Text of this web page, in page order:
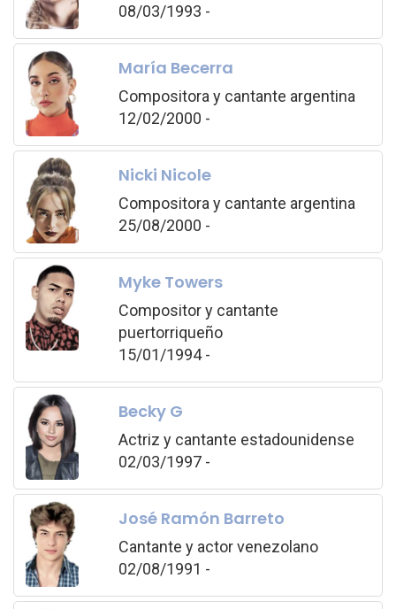
08/03/1993 -
María Becerra
Compositora y cantante argentina
12/02/2000 -
Nicki Nicole
Compositora y cantante argentina
25/08/2000 -
Myke Towers
Compositor y cantante
puertorriqueño
15/01/1994 -
Becky G
Actriz y cantante estadounidense
02/03/1997 -
José Ramón Barreto
Cantante y actor venezolano
02/08/1991 -